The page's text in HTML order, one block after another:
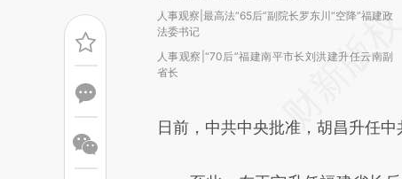
人事观察|最高法“65后”副院长罗东川“空降”福建政
法委书记
人事观察|“70后”福建南平市长刘洪建升任云南副
省长
日前，中共中央批准，胡昌升任中